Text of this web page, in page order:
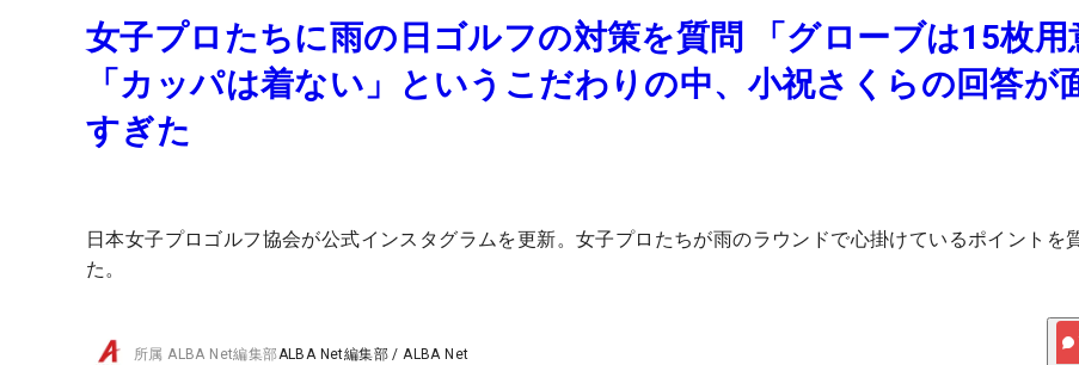
女子プロたちに雨の日ゴルフの対策を質問 「グローブは15枚用
「カッパは着ない」というこだわりの中、小祝さくらの回答が
すぎた
日本女子プロゴルフ協会が公式インスタグラムを更新。女子プロたちが雨のラウンドで心掛けているポイントを
た。
所属ALBA Net編集部ALBA Net編集部 /ALBA Net